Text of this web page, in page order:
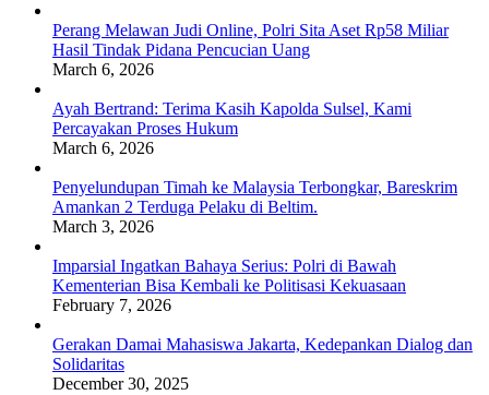
Perang Melawan Judi Online, Polri Sita Aset Rp58 Miliar
Hasil Tindak Pidana Pencucian Uang
March 6, 2026
Ayah Bertrand: Terima Kasih Kapolda Sulsel, Kami
Percayakan Proses Hukum
March 6, 2026
Penyelundupan Timah ke Malaysia Terbongkar, Bareskrim
Amankan 2 Terduga Pelaku di Beltim.
March 3, 2026
Imparsial Ingatkan Bahaya Serius: Polri di Bawah
Kementerian Bisa Kembali ke Politisasi Kekuasaan
February 7, 2026
Gerakan Damai Mahasiswa Jakarta, Kedepankan Dialog dan
Solidaritas
December 30, 2025